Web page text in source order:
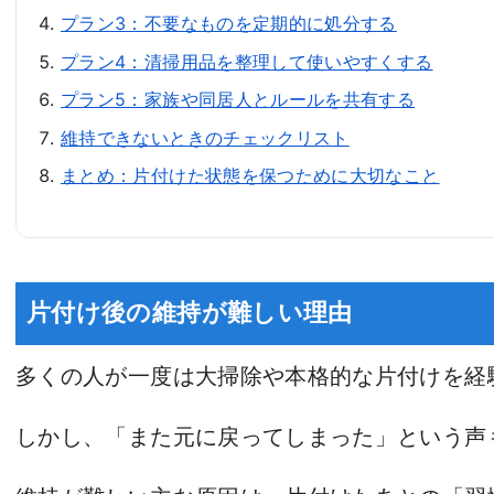
プラン3：不要なものを定期的に処分する
プラン4：清掃用品を整理して使いやすくする
プラン5：家族や同居人とルールを共有する
維持できないときのチェックリスト
まとめ：片付けた状態を保つために大切なこと
片付け後の維持が難しい理由
多くの人が一度は大掃除や本格的な片付けを
しかし、「また元に戻ってしまった」という